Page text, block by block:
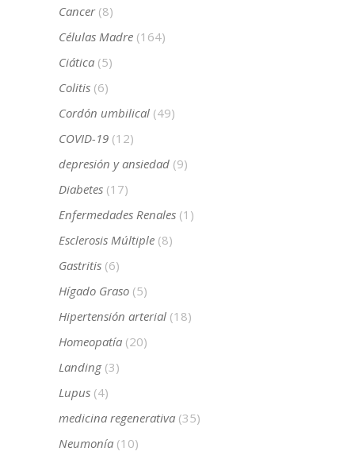
Cancer(8)
Células Madre (164)
Ciática (5)
Colitis (6)
Cordón umbilical (49)
COVID-19 (12)
depresión y ansiedad (9)
Diabetes (17)
Enfermedades Renales (1)
Esclerosis Múltiple (8)
Gastritis (6)
Hígado Graso (5)
Hipertensión arterial (18)
Homeopatía (20)
Landing (3)
Lupus (4)
medicina regenerativa (35)
Neumonía (10)